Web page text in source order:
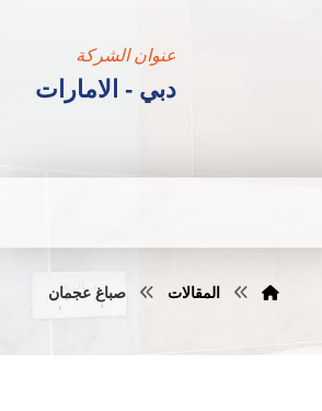
عنوان الشركة
دبي - الامارات
المقالات صباغ عجمان